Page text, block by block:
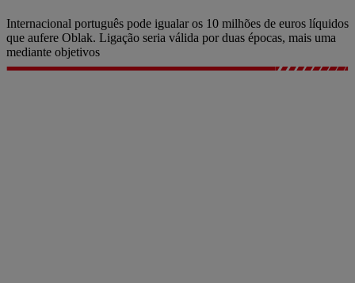
Internacional português pode igualar os 10 milhões de euros líquidos
que aufere Oblak. Ligação seria válida por duas épocas, mais uma
mediante objetivos